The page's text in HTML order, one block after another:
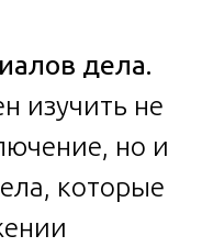
дела.
изучить не
но и
которые